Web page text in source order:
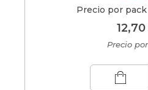
12,70
Precio por
Precio